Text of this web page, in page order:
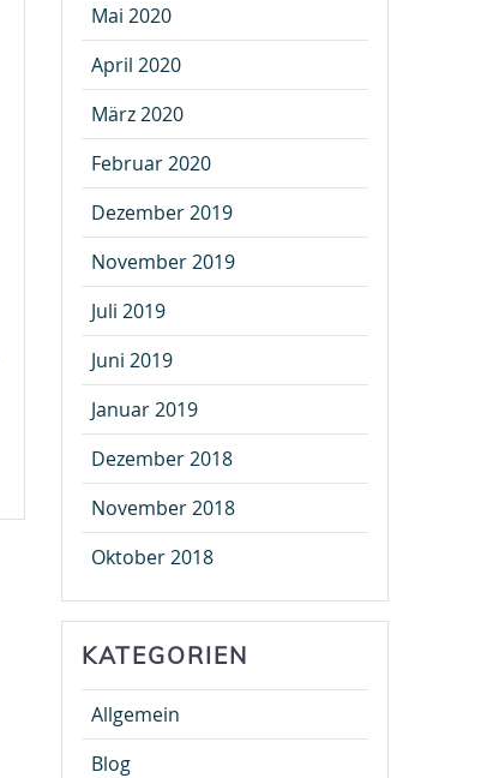
Mai 2020
April 2020
März 2020
Februar 2020
Dezember 2019
November 2019
Juli 2019
Juni 2019
Januar 2019
Dezember 2018
November 2018
Oktober 2018
KATEGORIEN
Allgemein
Blog